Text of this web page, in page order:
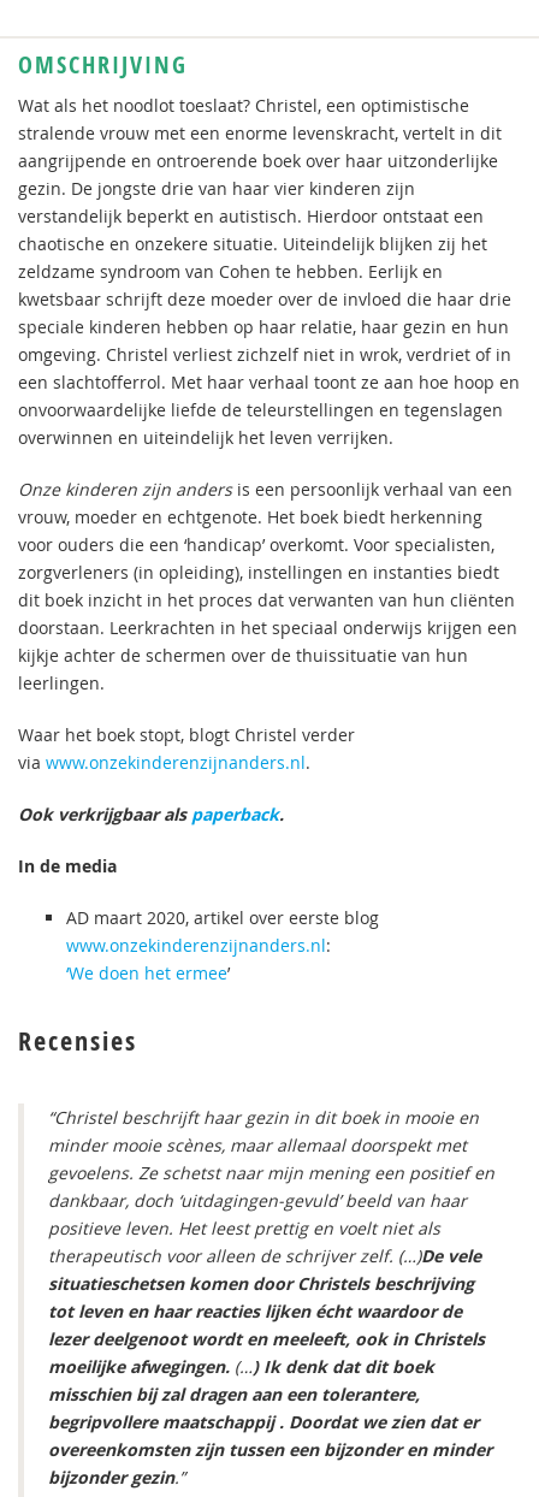
OMSCHRIJVING
Wat als het noodlot toeslaat? Christel, een optimistische
stralende vrouw met een enorme levenskracht, vertelt in dit
aangrijpende en ontroerende boek over haar uitzonderlijke
gezin. De jongste drie van haar vier kinderen zijn
verstandelijk beperkt en autistisch. Hierdoor ontstaat een
chaotische en onzekere situatie. Uiteindelijk blijken zij het
zeldzame syndroom van Cohen te hebben. Eerlijk en
kwetsbaar schrijft deze moeder over de invloed die haar drie
speciale kinderen hebben op haar relatie, haar gezin en hun
omgeving. Christel verliest zichzelf niet in wrok, verdriet of in
een slachtofferrol. Met haar verhaal toont ze aan hoe hoop en
onvoorwaardelijke liefde de teleurstellingen en tegenslagen
overwinnen en uiteindelijk het leven verrijken.
Onze kinderen zijn andersis een persoonlijk verhaal van een
vrouw, moeder en echtgenote. Het boek biedt herkenning
voor ouders die een ‘handicap’ overkomt. Voor specialisten,
zorgverleners (in opleiding), instellingen en instanties biedt
dit boek inzicht in het proces dat verwanten van hun cliënten
doorstaan. Leerkrachten in het speciaal onderwijs krijgen een
kijkje achter de schermen over de thuissituatie van hun
leerlingen.
Waar het boek stopt, blogt Christel verder
via www.onzekinderenzijnanders.nl.
Ook verkrijgbaar als paperback.
In de media
AD maart 2020, artikel over eerste blog
www.onzekinderenzijnanders.nl:
‘We doen het ermee’
Recensies
“Christel beschrijft haar gezin in dit boek in mooie en
minder mooie scènes, maar allemaal doorspekt met
gevoelens. Ze schetst naar mijn mening een positief en
dankbaar, doch ‘uitdagingen-gevuld’ beeld van haar
positieve leven. Het leest prettig en voelt niet als
therapeutisch voor alleen de schrijver zelf. (…)De vele
situatieschetsen komen door Christels beschrijving
tot leven en haar reacties lijken écht waardoor de
lezer deelgenoot wordt en meeleeft, ook in Christels
moeilijke afwegingen. (…) Ik denk dat dit boek
misschien bij zal dragen aan een tolerantere,
begripvollere maatschappij . Doordat we zien dat er
overeenkomsten zijn tussen een bijzonder en minder
bijzonder gezin.”